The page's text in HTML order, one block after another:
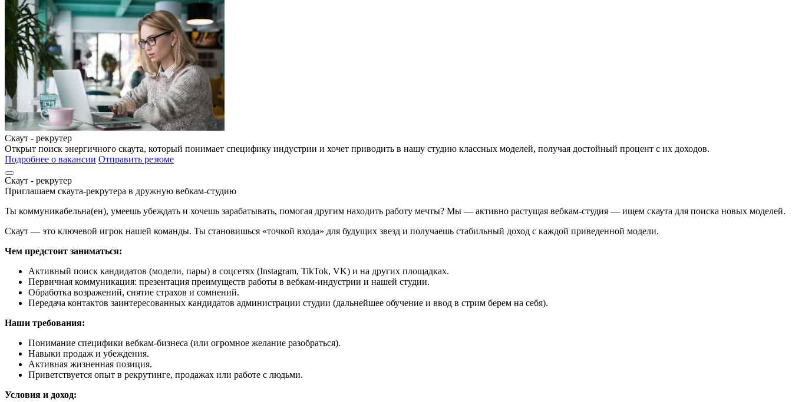
Скаут - рекрутер
Открыт поиск энергичного скаута, который понимает специфику индустрии и хочет приводить в нашу студию классных моделей, получая достойный процент с их доходов.
Подробнее о вакансии Отправить резюме
Скаут - рекрутер
Приглашаем скаута-рекрутера в дружную вебкам-студию
Ты коммуникабельна(ен), умеешь убеждать и хочешь зарабатывать, помогая другим находить работу мечты? Мы — активно растущая вебкам-студия — ищем скаута для поиска новых моделей.
Скаут — это ключевой игрок нашей команды. Ты становишься «точкой входа» для будущих звезд и получаешь стабильный доход с каждой приведенной модели.
Чем предстоит заниматься:
Активный поиск кандидатов (модели, пары) в соцсетях (Instagram, TikTok, VK) и на других площадках.
Первичная коммуникация: презентация преимуществ работы в вебкам-индустрии и нашей студии.
Обработка возражений, снятие страхов и сомнений.
Передача контактов заинтересованных кандидатов администрации студии (дальнейшее обучение и ввод в стрим берем на себя).
Наши требования:
Понимание специфики вебкам-бизнеса (или огромное желание разобраться).
Навыки продаж и убеждения.
Активная жизненная позиция.
Приветствуется опыт в рекрутинге, продажах или работе с людьми.
Условия и доход: